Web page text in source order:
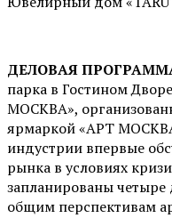
ДЕЛОВАЯ
парка в Гостином
МОСКВА»,
ярмаркой «АРТ
индустрии впервые
рынка в условиях
запланированы
общим перспективам